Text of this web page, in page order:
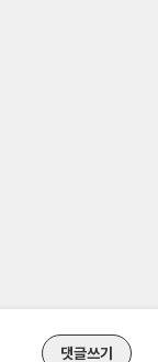
댓글쓰기